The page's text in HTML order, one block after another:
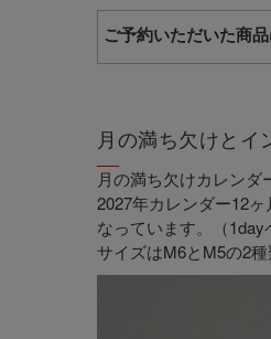
ご予約いただいた商
月の満ち欠けとイ
月の満ち欠けカレンダ
2027年カレンダー12
なっています。（1day
サイズはM6とM5の2種